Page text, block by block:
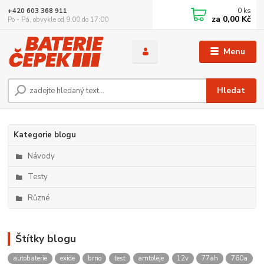
Menu
Hledat
+420 603 368 911
Po - Pá, obvykle od 9:00 do 17:00
0 ks
za 0,00 Kč
Kategorie blogu
Návody
Testy
Různé
Štítky blogu
autobaterie exide brno test amtoleje 12v 77ah
760a